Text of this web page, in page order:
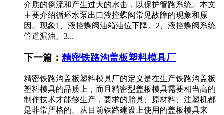
介质的倒流和产生过大的水击，以保护管路系统。本文
主要介绍循环水泵出口液控蝶阀常见故障的现象和原
因。现象1、液控蝶阀油箱油位下降。2、液控蝶阀系统
管道漏油。3...
下一篇： 精密铁路沟盖板塑料模具厂
精密铁路沟盖板塑料模具厂的定义是在生产铁路沟盖板
塑料模具的品质上，而且精密型盖板模具需要相当高的
制作技术才能够生产，要求的胎具、原材料、注塑机都
是非常严格的。从目前铁路建设上使用的盖板模具来